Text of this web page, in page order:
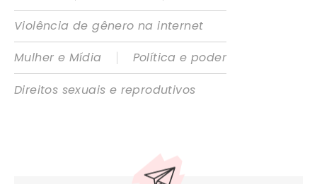
Violência de gênero na internet
Mulher e Mídia
|
Política e poder
Direitos sexuais e reprodutivos